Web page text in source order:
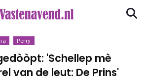
Perry
'Schellep mè
van de leut: De Prins'